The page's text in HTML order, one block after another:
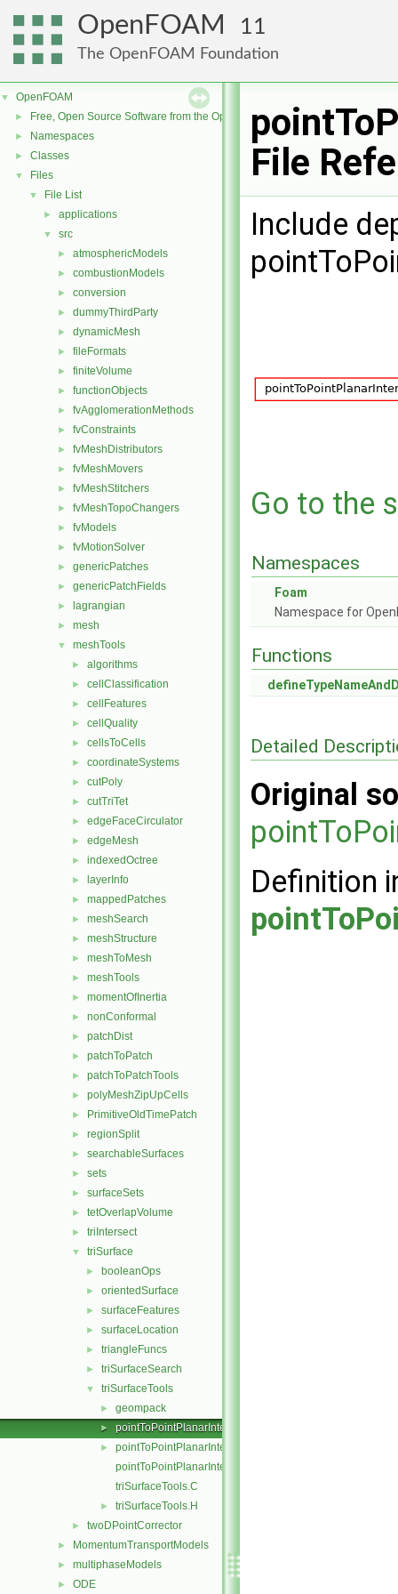
OpenFOAM 11
The OpenFOAM Foundation
▼ OpenFOAM
► Free, Open Source Software from the OpenFOAM Foundation
► Namespaces
► Classes
▼ Files
▼ File List
► applications
▼ src
► atmosphericModels
► combustionModels
► conversion
► dummyThirdParty
► dynamicMesh
► fileFormats
► finiteVolume
► functionObjects
► fvAgglomerationMethods
► fvConstraints
► fvMeshDistributors
► fvMeshMovers
► fvMeshStitchers
► fvMeshTopoChangers
► fvModels
► fvMotionSolver
► genericPatches
► genericPatchFields
► lagrangian
► mesh
▼ meshTools
► algorithms
► cellClassification
► cellFeatures
► cellQuality
► cellsToCells
► coordinateSystems
► cutPoly
► cutTriTet
► edgeFaceCirculator
► edgeMesh
► indexedOctree
► layerInfo
► mappedPatches
► meshSearch
► meshStructure
► meshToMesh
► meshTools
► momentOfInertia
► nonConformal
► patchDist
► patchToPatch
► patchToPatchTools
► polyMeshZipUpCells
► PrimitiveOldTimePatch
► regionSplit
► searchableSurfaces
► sets
► surfaceSets
► tetOverlapVolume
► triIntersect
▼ triSurface
► booleanOps
► orientedSurface
► surfaceFeatures
► surfaceLocation
► triangleFuncs
► triSurfaceSearch
▼ triSurfaceTools
► geompack
► pointToPointPlanarInterpolation.C
►
pointToPointPlanarInterpolation.H
pointToPointPlanarInterpolationTemplates.C
triSurfaceTools.C
► triSurfaceTools.H
► twoDPointCorrector
► MomentumTransportModels
► multiphaseModels
► ODE
File
Include
Go to the
Namespaces
Foam
Namespace for
Functions
Detailed
Original
Definition